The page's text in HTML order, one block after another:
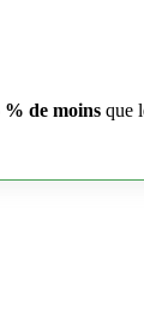
% de moins que